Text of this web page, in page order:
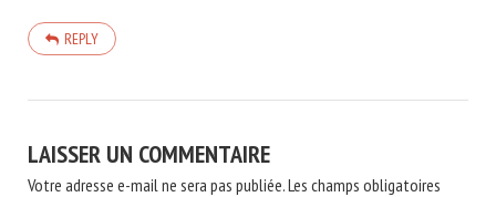
REPLY
LAISSER UN COMMENTAIRE
Votre adresse e-mail ne sera pas publiée.Les champs obligatoires